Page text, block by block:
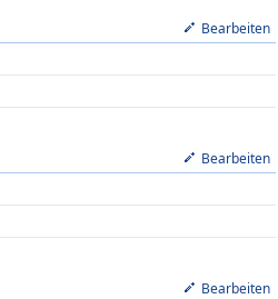
Bearbeiten
Bearbeiten
Bearbeiten